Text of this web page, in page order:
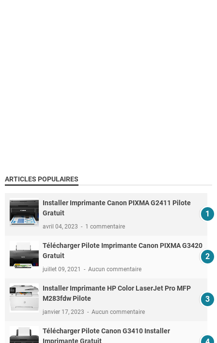
ARTICLES POPULAIRES
Installer Imprimante Canon PIXMA G2411 Pilote
Gratuit
avril 04, 2023 1 commentaire
Télécharger Pilote Imprimante Canon PIXMA G3420
Gratuit
juillet 09, 2021 Aucun commentaire
Installer Imprimante HP Color LaserJet Pro MFP
M283fdw Pilote
janvier 17, 2023 Aucun commentaire
Télécharger Pilote Canon G3410 Installer
Imprimante Gratuit